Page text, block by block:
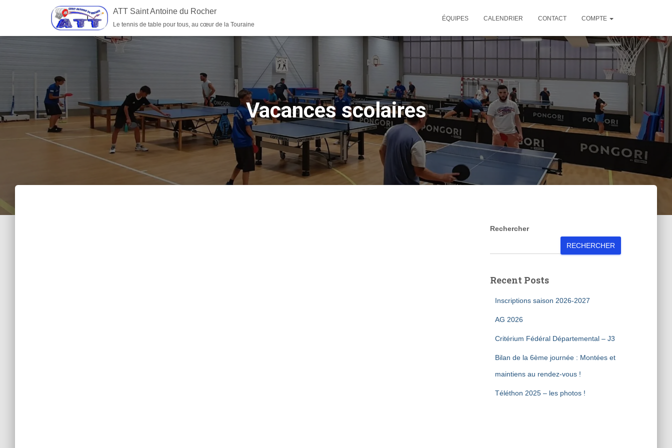
ATT Saint Antoine du Rocher
Le tennis de table pour tous, au cœur de la Touraine
ÉQUIPES CALENDRIER CONTACT COMPTE
Vacances scolaires
Rechercher
RECHERCHER
Recent Posts
Inscriptions saison 2026-2027
AG 2026
Critérium Fédéral Départemental – J3
Bilan de la 6ème journée : Montées et
maintiens au rendez-vous !
Téléthon 2025 – les photos !